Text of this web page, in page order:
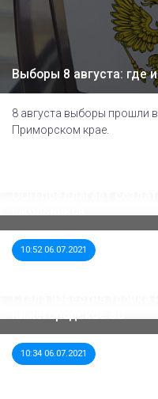
Выборы 8 августа: где
8 августа выборы прошли
Приморском крае.
10:52 06.07.2021
10:34 06.07.2021